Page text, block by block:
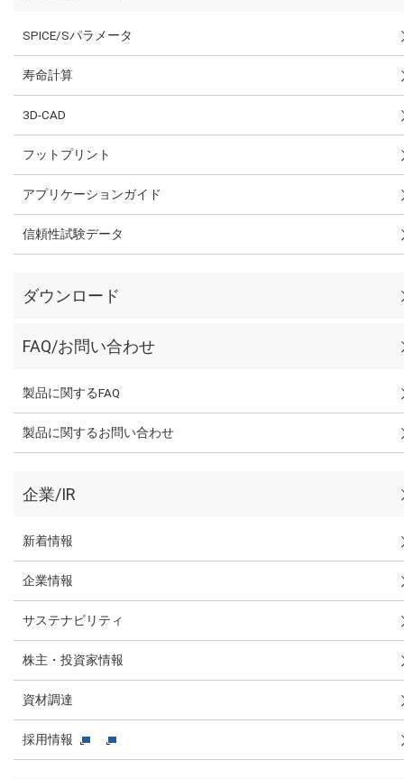
SPICE/Sパラメータ
寿命計算
3D-CAD
フットプリント
アプリケーションガイド
信頼性試験データ
ダウンロード
FAQ/お問い合わせ
製品に関するFAQ
製品に関するお問い合わせ
企業/IR
新着情報
企業情報
サステナビリティ
株主・投資家情報
資材調達
採用情報